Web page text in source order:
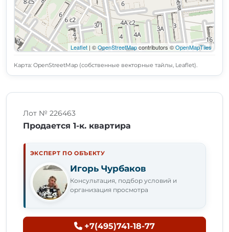
Leaflet | ©OpenStreetMapcontributors ©OpenMapTiles
Карта: OpenStreetMap (собственные векторные тайлы, Leaflet).
Лот № 226463
Продается 1-к. квартира
ЭКСПЕРТ ПО ОБЪЕКТУ
Игорь Чурбаков
Консультация, подбор условий и
организация просмотра
+7(495)741-18-77